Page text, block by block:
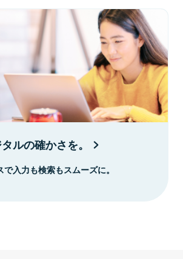
ルの確かさを。
入力も検索もスムーズに。